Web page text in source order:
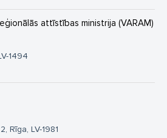
attīstības ministrija (VARAM)
1494
Rīga, LV-1981